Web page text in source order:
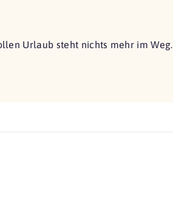
Urlaub steht nichts mehr im Weg.